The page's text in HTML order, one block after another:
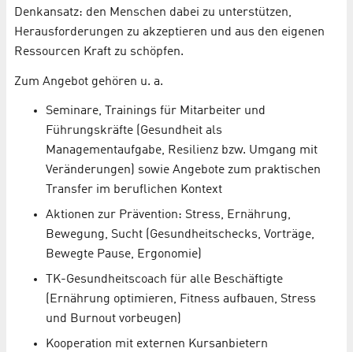
Denkansatz: den Menschen dabei zu unterstützen,
Herausforderungen zu akzeptieren und aus den eigenen
Ressourcen Kraft zu schöpfen.
Zum Angebot gehören u. a.
Seminare, Trainings für Mitarbeiter und
Führungskräfte (Gesundheit als
Managementaufgabe, Resilienz bzw. Umgang mit
Veränderungen) sowie Angebote zum praktischen
Transfer im beruflichen Kontext
Aktionen zur Prävention: Stress, Ernährung,
Bewegung, Sucht (Gesundheitschecks, Vorträge,
Bewegte Pause, Ergonomie)
TK-Gesundheitscoach für alle Beschäftigte
(Ernährung optimieren, Fitness aufbauen, Stress
und Burnout vorbeugen)
Kooperation mit externen Kursanbietern